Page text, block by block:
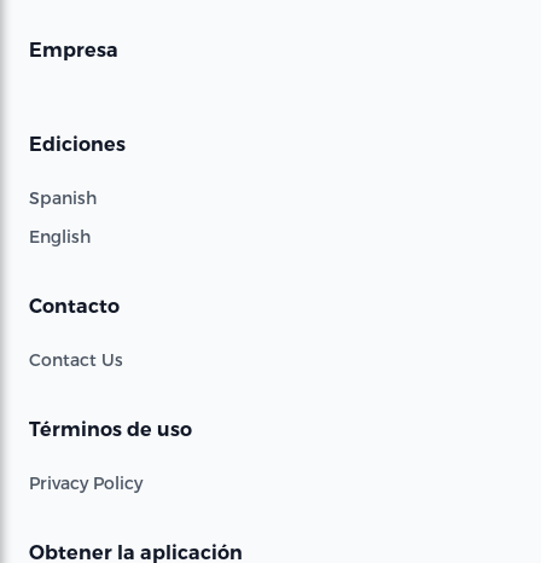
Empresa
Ediciones
Spanish
English
Contacto
Contact Us
Términos de uso
Privacy Policy
Obtener la aplicación